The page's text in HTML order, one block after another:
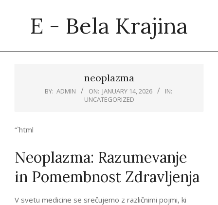
E - Bela Krajina
neoplazma
BY: ADMIN ON: JANUARY 14, 2026
IN:
UNCATEGORIZED
“`html
Neoplazma: Razumevanje
in Pomembnost Zdravljenja
V svetu medicine se srečujemo z različnimi pojmi, ki